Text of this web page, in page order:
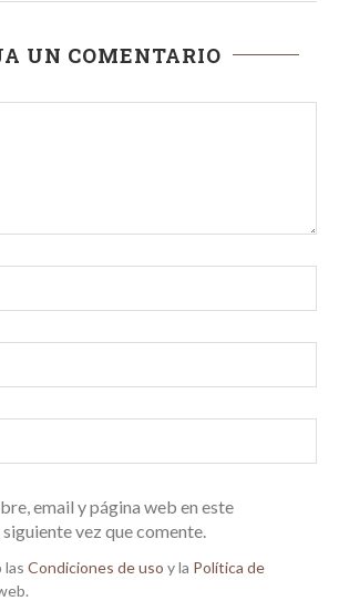
UN COMENTARIO
email y página web en este
vez que comente.
las Condiciones de uso y la Política de